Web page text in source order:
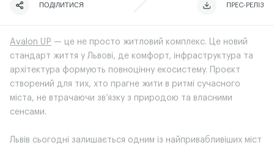
ЧИТАТИ ІСТОРІЮ
ПОДІЛИТИСЯ ПРЕС-РЕЛІЗ
ЧИТАТИ ІСТОРІЮ
Avalon UP — це не просто житловий комплекс. Це новий
стандарт життя у Львові, де комфорт, інфраструктура та
архітектура формують повноцінну екосистему. Проєкт
створений для тих, хто прагне жити в ритмі сучасного
міста, не втрачаючи зв’язку з природою та власними
сенсами.
Львів сьогодні залишається одним із найпривабливіших міст